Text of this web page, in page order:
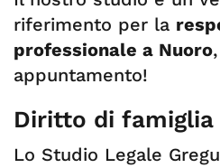
riferimento per la
professionale a Nuoro
appuntamento!
Diritto di famiglia
Lo Studio Legale